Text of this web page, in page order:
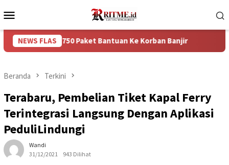
ke
Mobile
NEWS FLAS
750 Paket Bantuan Ke Korban Banjir Puncak Arus
Beranda Terkini
Terabaru, Pembelian Tiket Kapal Ferry
Terintegrasi Langsung Dengan Aplikasi
PeduliLindungi
Wandi
31/12/2021
943 Dilihat